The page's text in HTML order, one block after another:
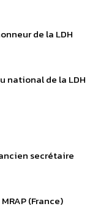
de la LDH
national de la LDH
secrétaire
(France)